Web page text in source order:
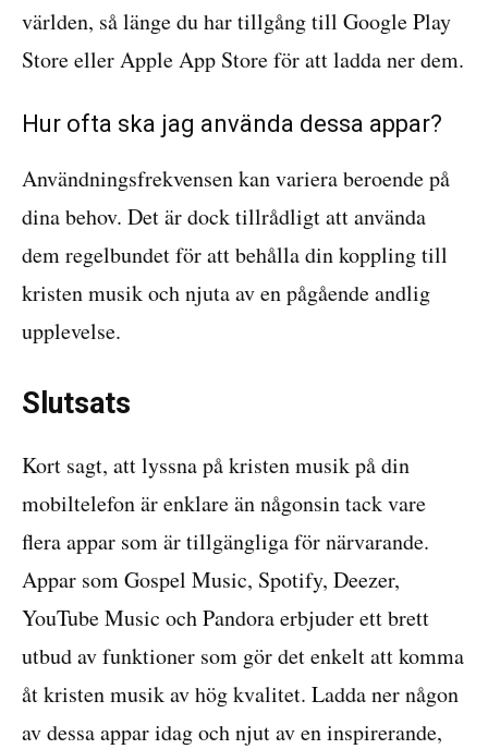
världen, så länge du har tillgång till Google Play
Store eller Apple App Store för att ladda ner dem.
Hur ofta ska jag använda dessa appar?
Användningsfrekvensen kan variera beroende på
dina behov. Det är dock tillrådligt att använda
dem regelbundet för att behålla din koppling till
kristen musik och njuta av en pågående andlig
upplevelse.
Slutsats
Kort sagt, att lyssna på kristen musik på din
mobiltelefon är enklare än någonsin tack vare
flera appar som är tillgängliga för närvarande.
Appar som Gospel Music, Spotify, Deezer,
YouTube Music och Pandora erbjuder ett brett
utbud av funktioner som gör det enkelt att komma
åt kristen musik av hög kvalitet. Ladda ner någon
av dessa appar idag och njut av en inspirerande,